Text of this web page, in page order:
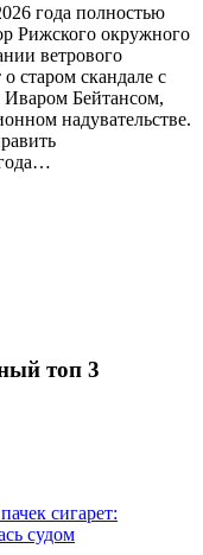
года полностью
Рижского окружного
ветрового
старом скандале с
Бейтансом,
надувательстве.
топ 3